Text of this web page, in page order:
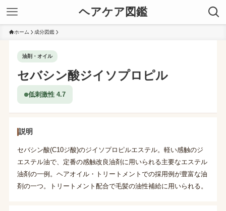
ヘアケア図鑑
ホーム 成分図鑑
油剤・オイル
セバシン酸ジイソプロピル
低刺激性 4.7
説明
セバシン酸(C10ジ酸)のジイソプロピルエステル。軽い感触のジ
エステル油で、定番の感触改良油剤に用いられる主要なエステル
油剤の一例。ヘアオイル・トリートメントでの採用例が豊富な油
剤の一つ。トリートメント配合で毛髪の油性補給に用いられる。